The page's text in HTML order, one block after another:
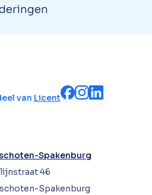
van Licent
Spakenburg
46
Spakenburg